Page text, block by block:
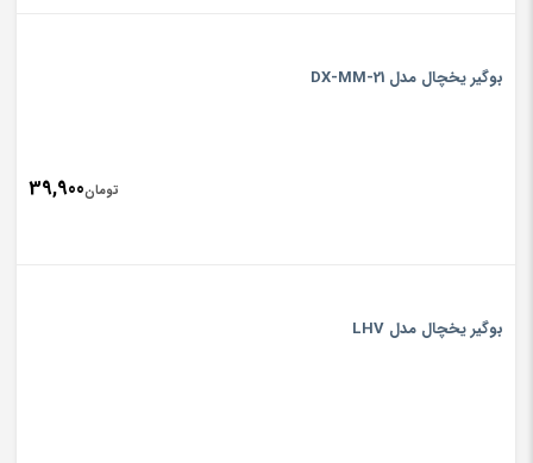
بوگیر یخچال مدل DX-MM-21
تومان39,900
بوگیر یخچال مدل LHV